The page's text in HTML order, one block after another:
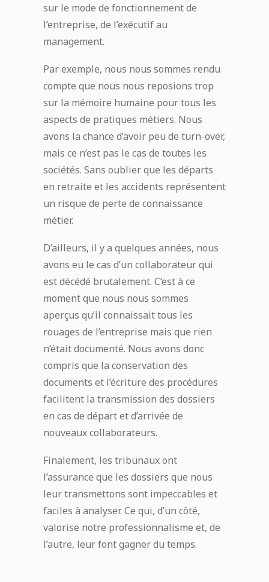
sur le mode de fonctionnement de
l’entreprise, de l’exécutif au
management.
Par exemple, nous nous sommes rendu
compte que nous nous reposions trop
sur la mémoire humaine pour tous les
aspects de pratiques métiers. Nous
avons la chance d’avoir peu de turn-over,
mais ce n’est pas le cas de toutes les
sociétés. Sans oublier que les départs
en retraite et les accidents représentent
un risque de perte de connaissance
métier.
D’ailleurs, il y a quelques années, nous
avons eu le cas d’un collaborateur qui
est décédé brutalement. C’est à ce
moment que nous nous sommes
aperçus qu’il connaissait tous les
rouages de l’entreprise mais que rien
n’était documenté. Nous avons donc
compris que la conservation des
documents et l’écriture des procédures
facilitent la transmission des dossiers
en cas de départ et d’arrivée de
nouveaux collaborateurs.
Finalement, les tribunaux ont
l’assurance que les dossiers que nous
leur transmettons sont impeccables et
faciles à analyser. Ce qui, d’un côté,
valorise notre professionnalisme et, de
l’autre, leur font gagner du temps.